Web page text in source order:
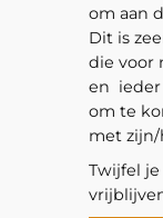
om aan
Dit is
die voor
en ieder
om te
met zijn/
Twijfel